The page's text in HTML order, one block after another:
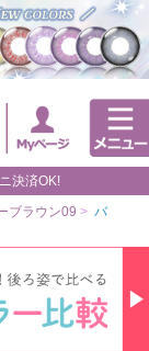
決済OK!
ブラウン09 > バ